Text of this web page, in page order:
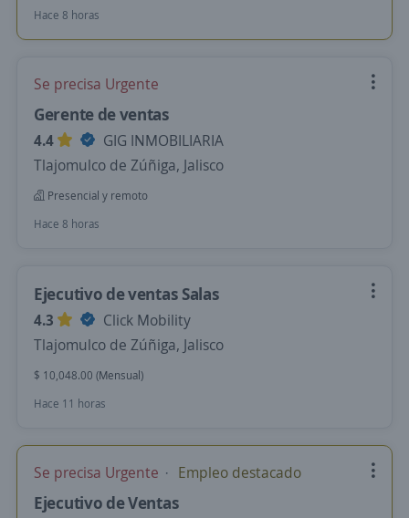
Hace 8 horas
Se precisa Urgente
Gerente de ventas
4.4
GIG INMOBILIARIA
Tlajomulco de Zúñiga, Jalisco
Presencial y remoto
Hace 8 horas
Ejecutivo de ventas Salas
4.3
Click Mobility
Tlajomulco de Zúñiga, Jalisco
$ 10,048.00 (Mensual)
Hace 11 horas
Se precisa Urgente Empleo destacado
Ejecutivo de Ventas